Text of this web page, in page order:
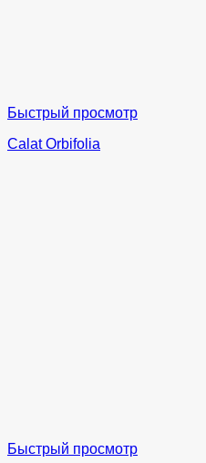
Быстрый просмотр
Calat Orbifolia
Быстрый просмотр